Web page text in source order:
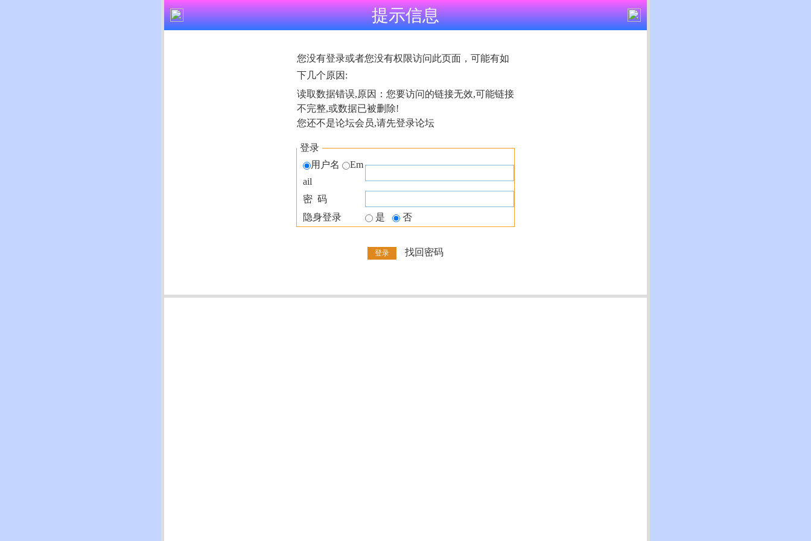
提示信息
您没有登录或者您没有权限访问此页面，可能有如
下几个原因:
读取数据错误,原因：您要访问的链接无效,可能链接
不完整,或数据已被删除!
您还不是论坛会员,请先登录论坛
登录
用户名
Em
ail
密 码
隐身登录
是 否
找回密码